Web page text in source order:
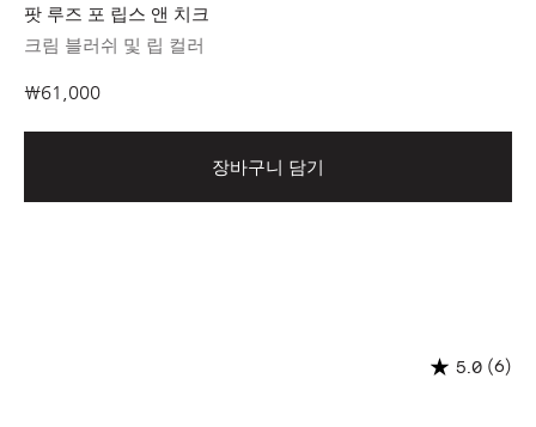
팟 루즈 포 립스 앤 치크
크림 블러쉬 및 립 컬러
₩61,000
장바구니 담기
5.0 (6)